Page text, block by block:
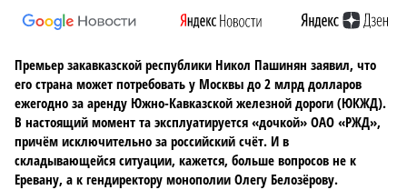
Премьер закавказской республики Никол Пашинян заявил, что
его страна может потребовать у Москвы до 2 млрд долларов
ежегодно за аренду Южно-Кавказской железной дороги (ЮКЖД).
В настоящий момент та эксплуатируется «дочкой» ОАО «РЖД»,
причём исключительно за российский счёт. И в
складывающейся ситуации, кажется, больше вопросов не к
Еревану, а к гендиректору монополии Олегу Белозёрову.